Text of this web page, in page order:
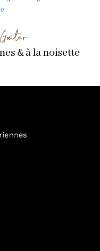
& à la noisette